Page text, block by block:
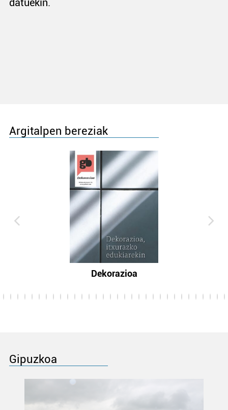
datuekin.
Argitalpen bereziak
Dekorazioa
Gipuzkoa